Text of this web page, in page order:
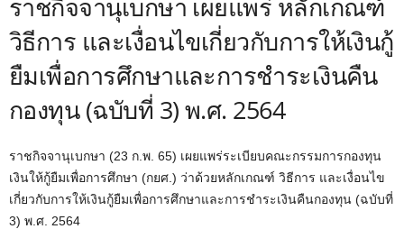
วิธีการ และเงื่อนไขเกี่ยวกับการให้เงินกู้
ยืมเพื่อการศึกษาและการชำระเงินคืน
กองทุน (ฉบับที่ 3) พ.ศ. 2564
ราชกิจจานุเบกษา (23 ก.พ. 65) เผยแพร่ระเบียบคณะกรรมการกองทุน
เงินให้กู้ยืมเพื่อการศึกษา (กยศ.) ว่าด้วยหลักเกณฑ์ วิธีการ และเงื่อนไข
เกี่ยวกับการให้เงินกู้ยืมเพื่อการศึกษาและการชำระเงินคืนกองทุน (ฉบับที่
3) พ.ศ. 2564